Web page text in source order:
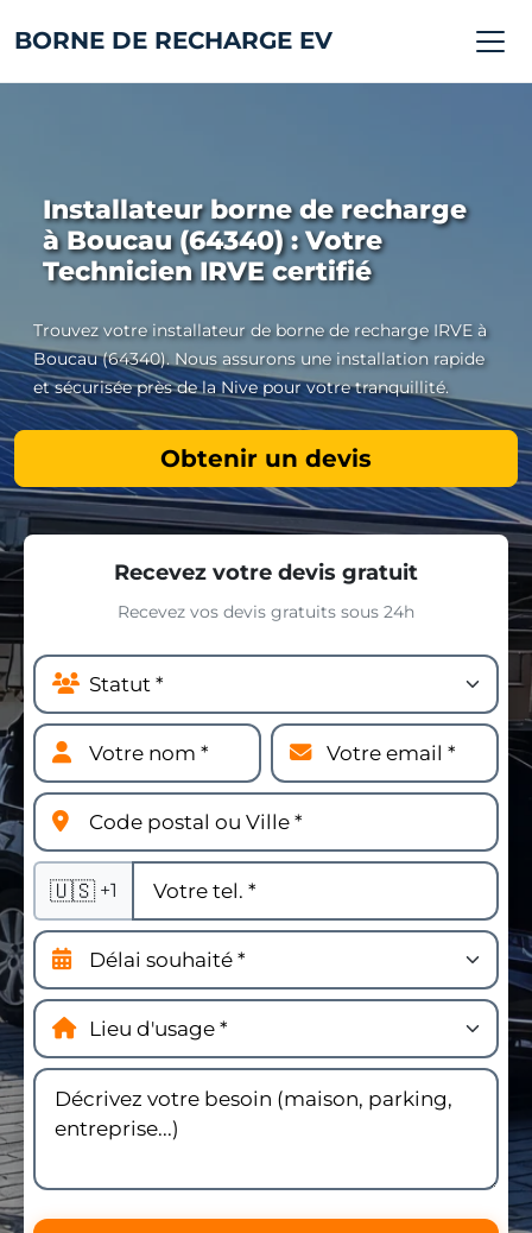
BORNE DE RECHARGE EV
Installateur borne de recharge
à Boucau (64340) : Votre
Technicien IRVE certifié
Trouvez votre installateur de borne de recharge IRVE à
Boucau (64340). Nous assurons une installation rapide
et sécurisée près de la Nive pour votre tranquillité.
Obtenir un devis
Recevez votre devis gratuit
Recevez vos devis gratuits sous 24h
🇺🇸 +1